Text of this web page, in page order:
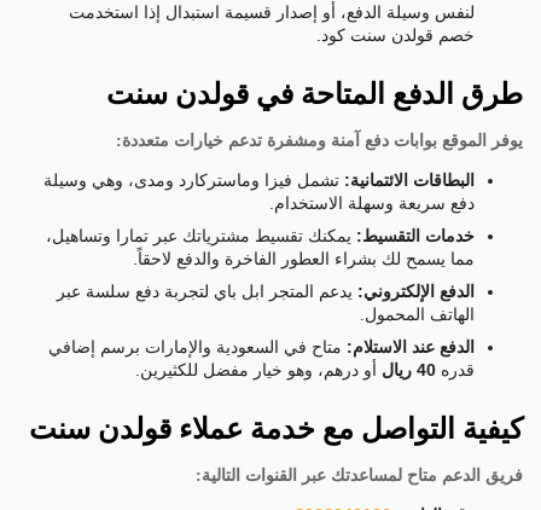
لنفس وسيلة الدفع، أو إصدار قسيمة استبدال إذا استخدمت
خصم قولدن سنت كود.
طرق الدفع المتاحة في قولدن سنت
يوفر الموقع بوابات دفع آمنة ومشفرة تدعم خيارات متعددة:
البطاقات الائتمانية: تشمل فيزا وماستركارد ومدى، وهي وسيلة
دفع سريعة وسهلة الاستخدام.
خدمات التقسيط: يمكنك تقسيط مشترياتك عبر تمارا وتساهيل،
مما يسمح لك بشراء العطور الفاخرة والدفع لاحقاً.
الدفع الإلكتروني: يدعم المتجر ابل باي لتجربة دفع سلسة عبر
الهاتف المحمول.
الدفع عند الاستلام: متاح في السعودية والإمارات برسم إضافي
قدره 40 ريال أو درهم، وهو خيار مفضل للكثيرين.
كيفية التواصل مع خدمة عملاء قولدن سنت
فريق الدعم متاح لمساعدتك عبر القنوات التالية: